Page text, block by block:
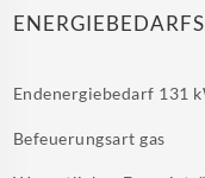
Endenergiebedarf 131
Befeuerungsartgas